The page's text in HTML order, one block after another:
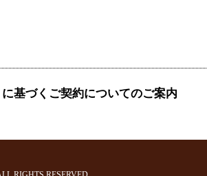
基づくご契約についてのご案内